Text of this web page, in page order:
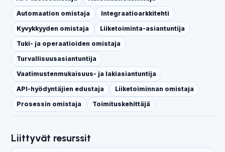
Automaation omistaja
Integraatioarkkitehti
Kyvykkyyden omistaja
Liiketoiminta-asiantuntija
Tuki- ja operaatioiden omistaja
Turvallisuusasiantuntija
Vaatimustenmukaisuus- ja lakiasiantuntija
API-hyödyntäjien edustaja
Liiketoiminnan omistaja
Prosessin omistaja
Toimituskehittäjä
Liittyvät resurssit